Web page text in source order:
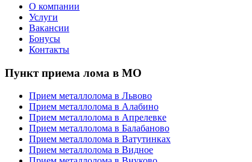
О компании
Услуги
Вакансии
Бонусы
Контакты
Пункт приема лома в МО
Прием металлолома в Львово
Прием металлолома в Алабино
Прием металлолома в Апрелевке
Прием металлолома в Балабаново
Прием металлолома в Ватутинках
Прием металлолома в Видное